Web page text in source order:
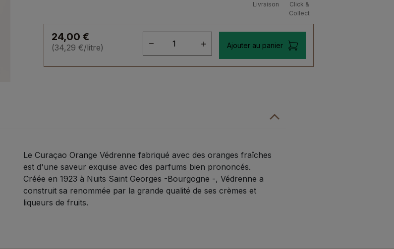
Livraison
Click &
Collect
24,00 €
(34,29 €/litre) Ajouter au panier
Le Curaçao Orange Védrenne fabriqué avec des oranges fraîches
est d'une saveur exquise avec des parfums bien prononcés.
Créée en 1923 à Nuits Saint Georges -Bourgogne -, Védrenne a
construit sa renommée par la grande qualité de ses crèmes et
liqueurs de fruits.